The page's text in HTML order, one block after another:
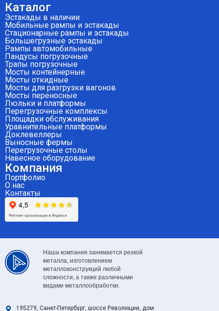
Каталог
Эстакады в наличии
Мобильные рампы и эстакады
Стационарные рампы и эстакады
Большегрузные эстакады
Рампы автомобильные
Пандусы погрузочные
Трапы погрузочные
Мосты контейнерные
Мосты откидные
Мосты для разгрузки вагонов
Мосты переносные
Люльки и платформы
Перегрузочные комплексы
Площадки обслуживания
Уравнительные платформы
Доклевеллеры
Выносные фермы
Перегрузочные столы
Навесное оборудование
Компания
Портфолио
О нас
Контакты
Наша компания занимается резкой
металла, изготовлением
металлоконструкций любой
сложности, а также различными
видами металлообработки.
195279, Санкт-Петербург, шоссе Революции, дом